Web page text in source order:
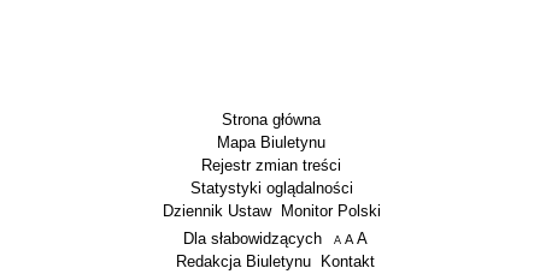
Strona główna
Mapa Biuletynu
Rejestr zmian treści
Statystyki oglądalności
Dziennik Ustaw
Monitor Polski
Menu dodatkowe
Dla słabowidzących A pomniejsz czcionkę
A standardowy rozmiar czcionki
A
Redakcja Biuletynu
Kontakt